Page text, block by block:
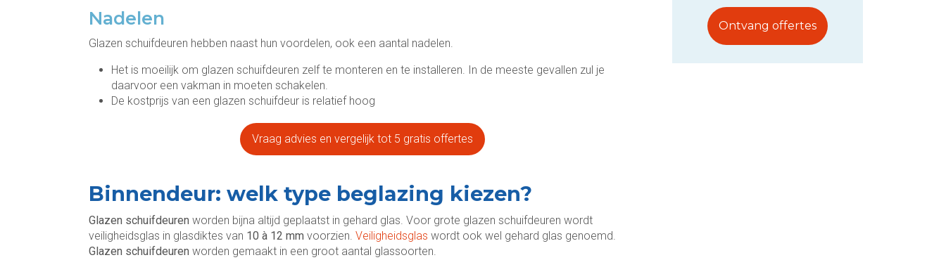
Nadelen
Glazen schuifdeuren hebben naast hun voordelen, ook een aantal nadelen.
Het is moeilijk om glazen schuifdeuren zelf te monteren en te installeren. In de meeste gevallen zul je
daarvoor een vakman in moeten schakelen.
De kostprijs van een glazen schuifdeur is relatief hoog
Vraag advies en vergelijk tot 5 gratis offertes
Binnendeur: welk type beglazing kiezen?
Glazen schuifdeuren worden bijna altijd geplaatst in gehard glas. Voor grote glazen schuifdeuren wordt
veiligheidsglas in glasdiktes van 10 à 12 mm voorzien. Veiligheidsglas wordt ook wel gehard glas genoemd.
Glazen schuifdeuren worden gemaakt in een groot aantal glassoorten.
Ontvang offertes